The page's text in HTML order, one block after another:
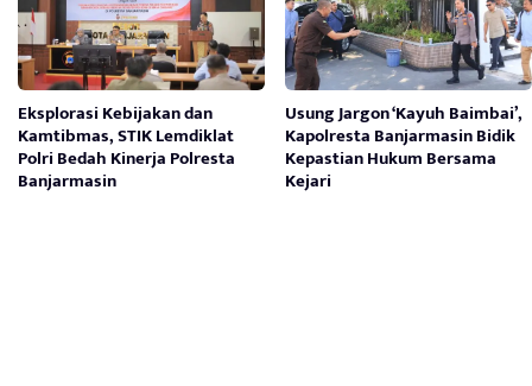
Eksplorasi Kebijakan dan
Kamtibmas, STIK Lemdiklat
Polri Bedah Kinerja Polresta
Banjarmasin
Usung Jargon ‘Kayuh Baimbai’,
Kapolresta Banjarmasin Bidik
Kepastian Hukum Bersama
Kejari